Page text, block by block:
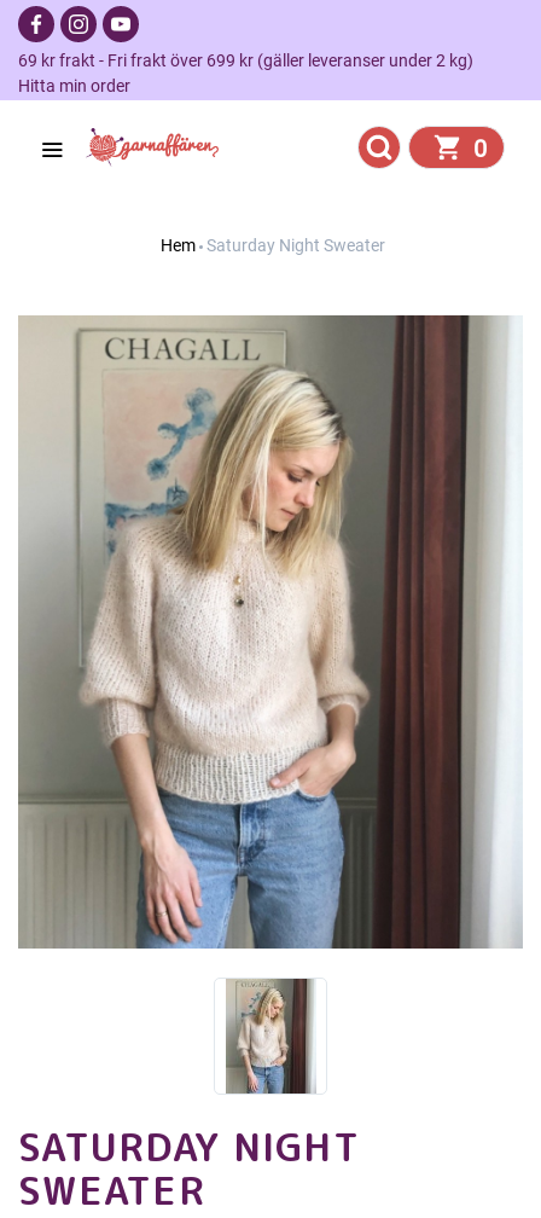
69 kr frakt - Fri frakt över 699 kr (gäller leveranser under 2 kg)
Hitta min order
0
Hem Saturday Night Sweater
SATURDAY NIGHT
SWEATER